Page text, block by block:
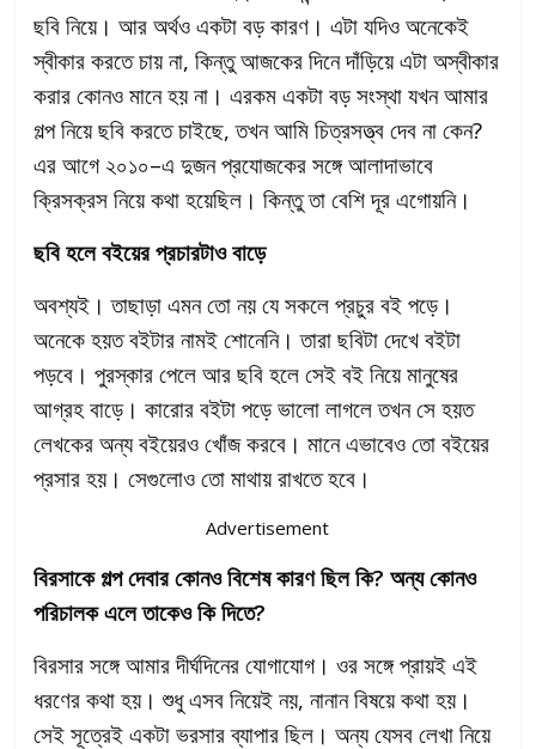
ছবি নিয়ে। আর অর্থও একটা বড় কারণ। এটা যদিও অনেকেই
স্বীকার করতে চায় না, কিন্তু আজকের দিনে দাঁড়িয়ে এটা অস্বীকার
করার কোনও মানে হয় না। এরকম একটা বড় সংস্থা যখন আমার
গল্প নিয়ে ছবি করতে চাইছে, তখন আমি চিত্রসত্ত্ব দেব না কেন?
এর আগে ২০১০–এ দুজন প্রযোজকের সঙ্গে আলাদাভাবে
ক্রিসক্রস নিয়ে কথা হয়েছিল। কিন্তু তা বেশি দূর এগোয়নি।
ছবি হলে বইয়ের প্রচারটাও বাড়ে
অবশ্যই। তাছাড়া এমন তো নয় যে সকলে প্রচুর বই পড়ে।
অনেকে হয়ত বইটার নামই শোনেনি। তারা ছবিটা দেখে বইটা
পড়বে। পুরস্কার পেলে আর ছবি হলে সেই বই নিয়ে মানুষের
আগ্রহ বাড়ে। কারোর বইটা পড়ে ভালো লাগলে তখন সে হয়ত
লেখকের অন্য বইয়েরও খোঁজ করবে। মানে এভাবেও তো বইয়ের
প্রসার হয়। সেগুলোও তো মাথায় রাখতে হবে।
Advertisement
বিরসাকে গল্প দেবার কোনও বিশেষ কারণ ছিল কি? অন্য কোনও
পরিচালক এলে তাকেও কি দিতে?
বিরসার সঙ্গে আমার দীর্ঘদিনের যোগাযোগ। ওর সঙ্গে প্রায়ই এই
ধরণের কথা হয়। শুধু এসব নিয়েই নয়, নানান বিষয়ে কথা হয়।
সেই সূত্রেই একটা ভরসার ব্যাপার ছিল। অন্য যেসব লেখা নিয়ে